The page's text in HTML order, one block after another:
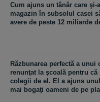
Cum ajuns un tânăr care şi-
magazin în subsolul casei
avere de peste 12 miliarde
Răzbunarea perfectă a unui
renunţat la şcoală pentru că
colegii de el. El a ajuns
mai bogaţi oameni de pe